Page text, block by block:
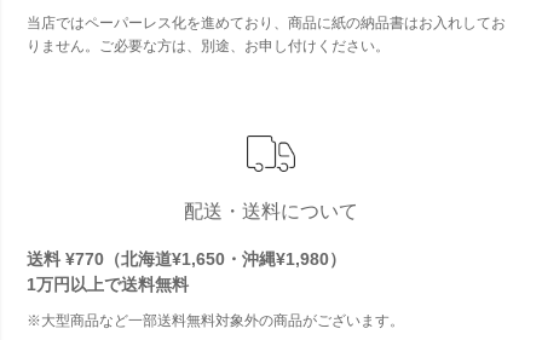
当店ではペーパーレス化を進めており、商品に紙の納品書はお入れしてお
りません。ご必要な方は、別途、お申し付けください。
配送・送料について
送料 ¥770（北海道¥1,650・沖縄¥1,980）
1万円以上で送料無料
※大型商品など一部送料無料対象外の商品がございます。